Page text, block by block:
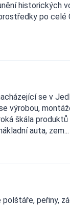
historických
po celé
se v
výrobou,
škála produktů
auta, zem...
peřiny,